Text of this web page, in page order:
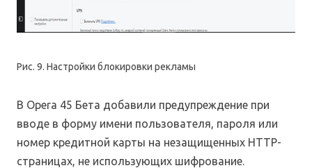
Рис. 9. Настройки блокировки рекламы
В Opera 45 Бета добавили предупреждение при
вводе в форму имени пользователя, пароля или
номер кредитной карты на незащищенных HTTP-
страницах, не использующих шифрование.